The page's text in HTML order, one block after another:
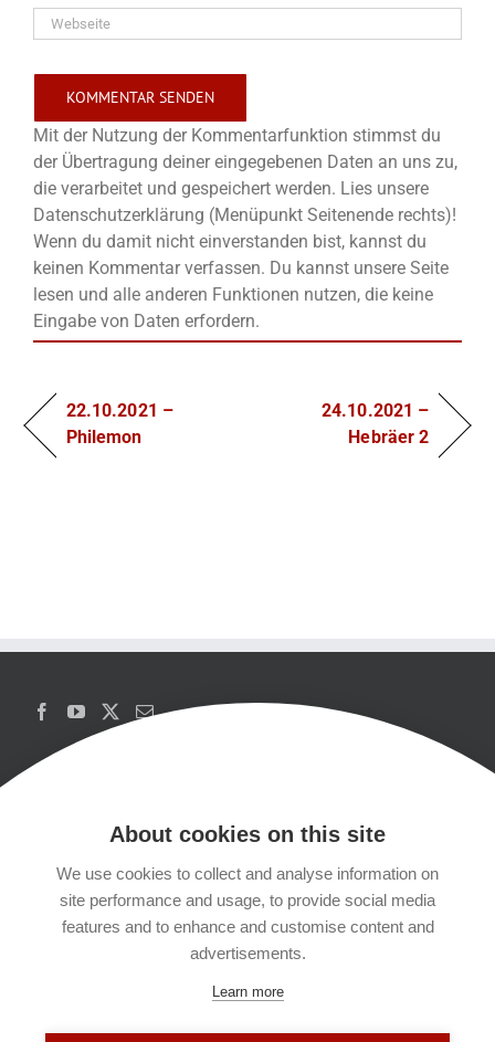
Mit der Nutzung der Kommentarfunktion stimmst du
der Übertragung deiner eingegebenen Daten an uns zu,
die verarbeitet und gespeichert werden. Lies unsere
Datenschutzerklärung (Menüpunkt Seitenende rechts)!
Wenn du damit nicht einverstanden bist, kannst du
keinen Kommentar verfassen. Du kannst unsere Seite
lesen und alle anderen Funktionen nutzen, die keine
Eingabe von Daten erfordern.
22.10.2021 –
Philemon
24.10.2021 –
Hebräer 2
Copyrights
Datenschutzerklärung
Kontakt
About cookies on this site
We use cookies to collect and analyse information on
site performance and usage, to provide social media
features and to enhance and customise content and
advertisements.
Learn more